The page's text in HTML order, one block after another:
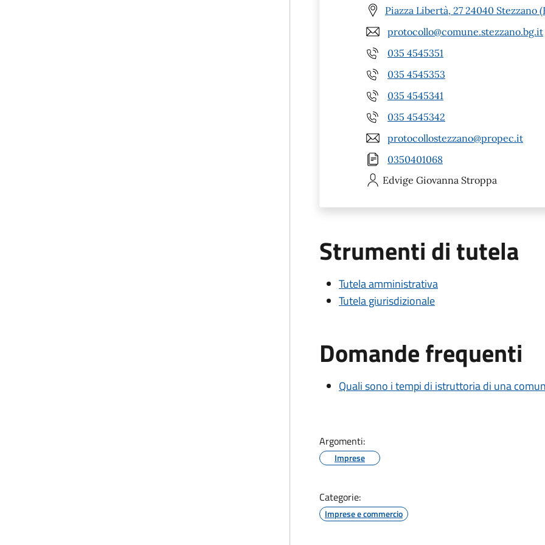
Piazza Libertà, 27 24040 Stezzano
protocollo@comune.stezzano.bg.it
035 4545351
035 4545353
035 4545341
035 4545342
protocollostezzano@propec.it
0350401068
Edvige Giovanna Stroppa
Strumenti di tutela
Tutela amministrativa
Tutela giurisdizionale
Domande frequenti
Quali sono i tempi di istruttoria di una
Argomenti:
Imprese
Categorie:
Imprese e commercio